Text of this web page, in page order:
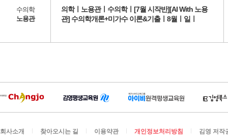
수의학
노용관
의학ㅣ노용관ㅣ수의학ㅣ[7월 시작반][AI With 노용
관] 수의학개론+미가수 이론&기출ㅣ8월ㅣ일ㅣ
회사소개 찾아오시는 길 이용약관 개인정보처리방침 김영 저작